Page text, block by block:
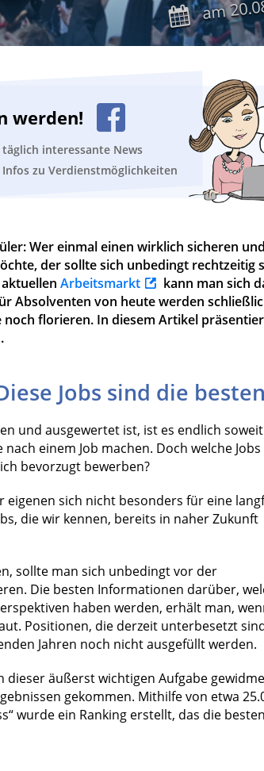
am
werden!
täglich interessante News
Infos zu Verdienstmöglichkeiten
Wer einmal einen wirklich sicheren
der sollte sich unbedingt rechtzeitig
Arbeitsmarkt
kann man sich
Absolventen von heute werden
florieren. In diesem Artikel
Jobs sind die besten
und ausgewertet ist, ist es endlich
einem Job machen. Doch welche
bevorzugt bewerben?
eigenen sich nicht besonders für eine
die wir kennen, bereits in naher Zukunft
sollte man sich unbedingt vor der
Die besten Informationen darüber,
haben werden, erhält man,
Positionen, die derzeit unterbesetzt
Jahren noch nicht ausgefüllt werden.
dieser äußerst wichtigen Aufgabe
gekommen. Mithilfe von etwa
wurde ein Ranking erstellt, das die
Heimarbeit ohne PC: Die